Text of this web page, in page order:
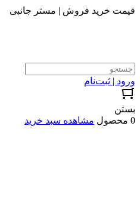
قیمت خرید فروش | مستر جانبی
ورود | ثبت‌نام
بستن
0 محصول
مشاهده سبد خرید